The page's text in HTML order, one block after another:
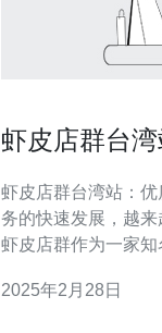
虾皮店群台
虾皮店群台湾站：优质虾
务的快速发展，越来
虾皮店群作为一家
铺。本文将介绍虾皮店
2025年2月28日